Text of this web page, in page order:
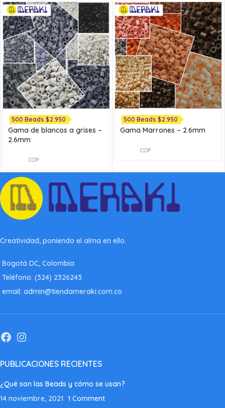
500 Beads $2.950
Gama de blancos a grises –
2.6mm
COP
500 Beads $2.950
Gama Marrones – 2.6mm
COP
Creatividad, poniendo el alma en ello.
Bogotá DC, Colombia
Teléfono: (324) 2326243
email: admin@tiendameraki.com.co
PUBLICACIONES RECIENTES
¿Qué son las Beads y cómo se usan?
14 noviembre, 2021 1 Comment